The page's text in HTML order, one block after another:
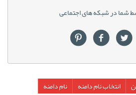
شما در شبکه های اجتماعی
انتخاب نام دامنه
نام دامنه